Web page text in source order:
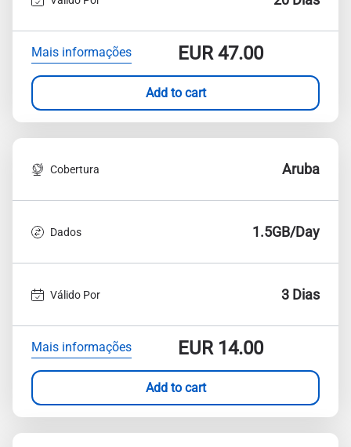
Mais informações EUR47.00
Add to cart
Cobertura Aruba
Dados 1.5GB/Day
Válido Por 3 Dias
Mais informações EUR14.00
Add to cart